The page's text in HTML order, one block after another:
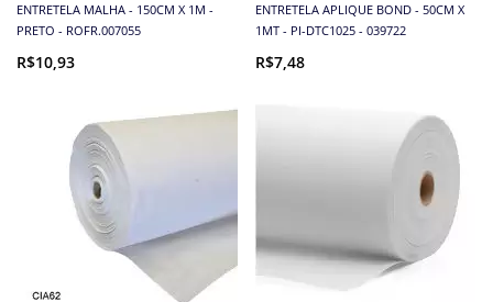
ENTRETELA MALHA - 150CM X 1M -
PRETO - ROFR.007055
R$10,93
ENTRETELA APLIQUE BOND - 50CM X
1MT - PI-DTC1025 - 039722
R$7,48